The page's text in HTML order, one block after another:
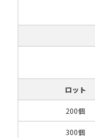
ロット
200個
300個